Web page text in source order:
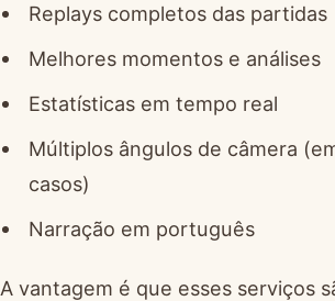
Replays completos das partidas
Melhores momentos e análises
Estatísticas em tempo real
Múltiplos ângulos de câmera
casos)
Narração em português
A vantagem é que esses serviços